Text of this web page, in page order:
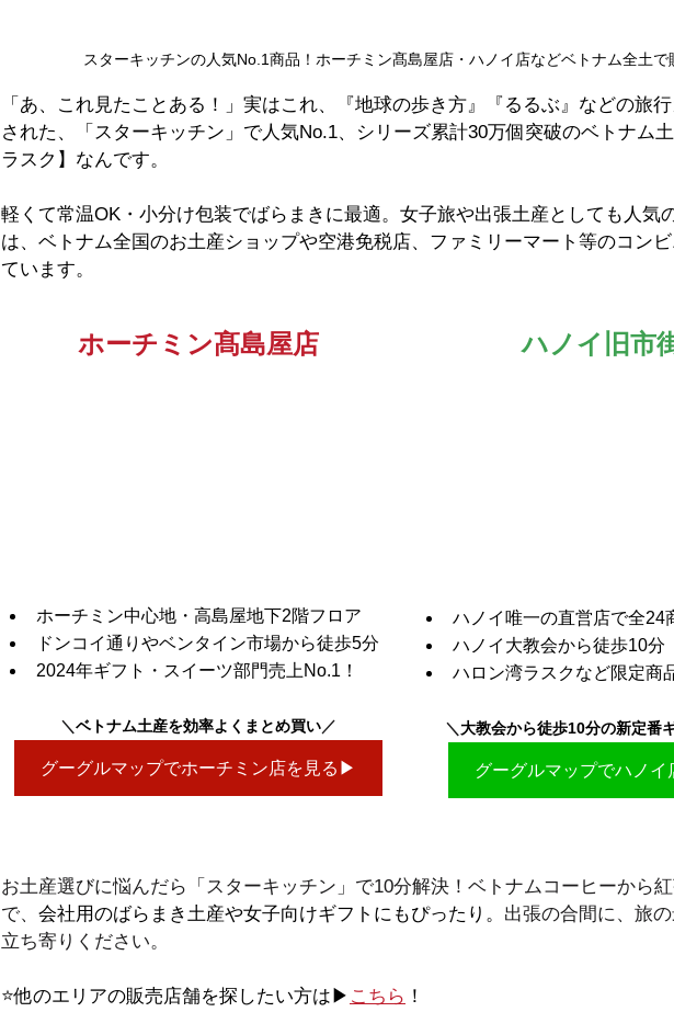
スターキッチンの人気No.1商品！ホーチミン髙島屋店・ハノイ店などベトナム全土で
「あ、これ見たことある！」実はこれ、『地球の歩き方』『るるぶ』などの旅
された、「スターキッチン」で人気No.1、シリーズ累計30万個突破のベトナム
ラスク】なんです。
軽くて常温OK・小分け包装でばらまきに最適。女子旅や出張土産としても人気
は、ベトナム全国のお土産ショップや空港免税店、ファミリーマート等のコン
ています。
ホーチミン髙島屋店
ホーチミン中心地・高島屋地下2階フロア
ドンコイ通りやベンタイン市場から徒歩5分
2024年ギフト・スイーツ部門売上No.1！
＼ベトナム土産を効率よくまとめ買い／
グーグルマップでホーチミン店を見る▶
ハノイ旧市
ハノイ唯一の直営店で全24
ハノイ大教会から徒歩10分
ハロン湾ラスクなど限定商
＼大教会から徒歩10分の新定番
グーグルマップでハノ
お土産選びに悩んだら「スターキッチン」で10分解決！ベトナムコーヒーから
で、 会社用のばらまき土産や女子向けギフトにもぴったり。 出張の合間に、旅
立ち寄りください。
⭐️他のエリアの販売店舗を探したい方は▶ こちら ！